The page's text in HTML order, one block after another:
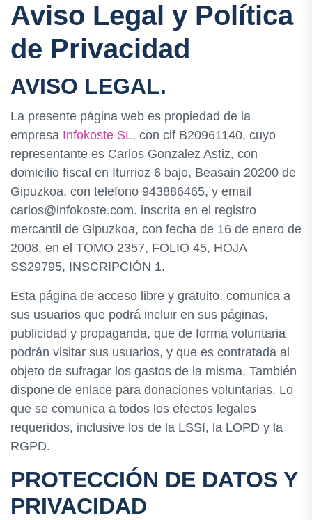
Aviso Legal y Política
de Privacidad
AVISO LEGAL.
La presente página web es propiedad de la
empresa Infokoste SL, con cif B20961140, cuyo
representante es Carlos Gonzalez Astiz, con
domicilio fiscal en Iturrioz 6 bajo, Beasain 20200 de
Gipuzkoa, con telefono 943886465, y email
carlos@infokoste.com. inscrita en el registro
mercantil de Gipuzkoa, con fecha de 16 de enero de
2008, en el TOMO 2357, FOLIO 45, HOJA
SS29795, INSCRIPCIÓN 1.
Esta página de acceso libre y gratuito, comunica a
sus usuarios que podrá incluir en sus páginas,
publicidad y propaganda, que de forma voluntaria
podrán visitar sus usuarios, y que es contratada al
objeto de sufragar los gastos de la misma. También
dispone de enlace para donaciones voluntarias. Lo
que se comunica a todos los efectos legales
requeridos, inclusive los de la LSSI, la LOPD y la
RGPD.
PROTECCIÓN DE DATOS Y
PRIVACIDAD